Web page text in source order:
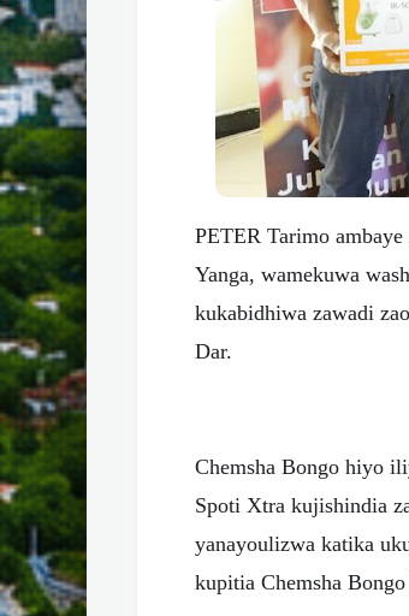
PETER Tarimo
Yanga, wamekuwa
kukabidhiwa zawadi
Dar.
Chemsha Bongo hiyo
Spoti Xtra kujishindia
yanayoulizwa katika
kupitia Chemsha